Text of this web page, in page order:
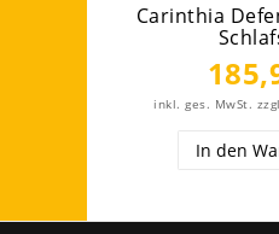
Carinthia
inkl. ges. MwSt.
In den